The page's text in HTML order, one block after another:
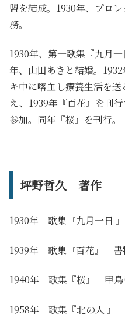
盟を結成。1930年、プロ
務。
1930年、第一歌集『九月
年、山田あきと結婚。
キ中に喀血し療養生活を
え、1939年『百花』を刊
参加。同年『桜』を刊行。
坪野哲久 著作
1930年 歌集『九月一日
1939年 歌集『百花』 書
1940年 歌集『桜』 甲鳥
1958年 歌集『北の人 』